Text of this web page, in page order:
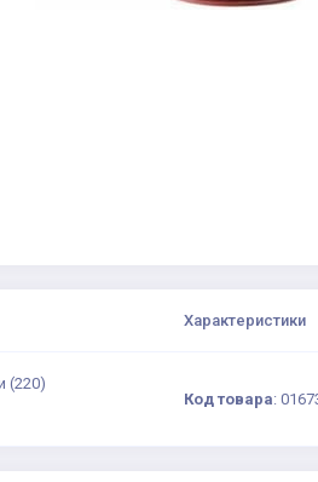
Характеристики
(220)
Код товара: